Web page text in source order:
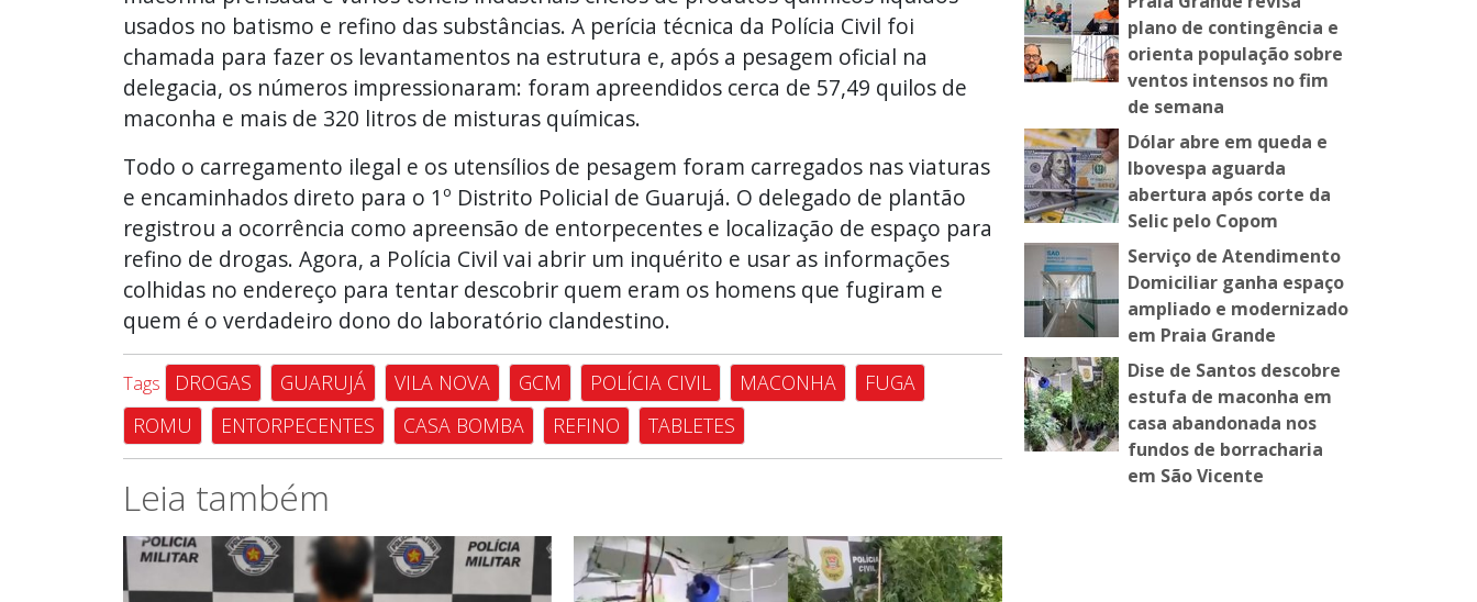
usados no batismo e refino das substâncias. A perícia técnica da Polícia Civil foi
chamada para fazer os levantamentos na estrutura e, após a pesagem oficial na
delegacia, os números impressionaram: foram apreendidos cerca de 57,49 quilos de
maconha e mais de 320 litros de misturas químicas.
Todo o carregamento ilegal e os utensílios de pesagem foram carregados nas viaturas
e encaminhados direto para o 1º Distrito Policial de Guarujá. O delegado de plantão
registrou a ocorrência como apreensão de entorpecentes e localização de espaço para
refino de drogas. Agora, a Polícia Civil vai abrir um inquérito e usar as informações
colhidas no endereço para tentar descobrir quem eram os homens que fugiram e
quem é o verdadeiro dono do laboratório clandestino.
Tags DROGAS GUARUJÁ VILA NOVA GCM POLÍCIA CIVIL MACONHA
FUGA
ROMU
ENTORPECENTES CASA BOMBA REFINO TABLETES
Leia também
plano de contingência e
orienta população sobre
ventos intensos no fim
de semana
Dólar abre em queda e
Ibovespa aguarda
abertura após corte da
Selic pelo Copom
Serviço de Atendimento
Domiciliar ganha espaço
ampliado e modernizado
em Praia Grande
Dise de Santos descobre
estufa de maconha em
casa abandonada nos
fundos de borracharia
em São Vicente